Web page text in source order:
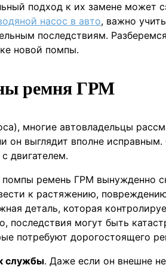
подход к их замене может
насос в авто, важно
последствиям.
новой помпы.
ремня ГРМ
многие автовладельцы
он выглядит вполне
двигателем.
ремень ГРМ вынужденно
к растяжению,
деталь, которая
последствия могут быть
потребуют дорогостоящего
службы. Даже если он внешне